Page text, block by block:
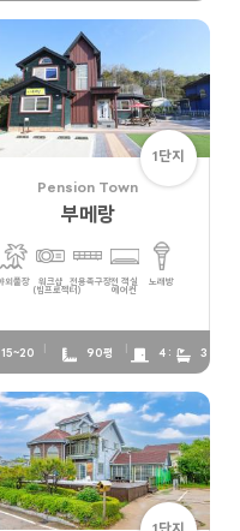
1단지
Pension Town
부메랑
외풀장
워크샵
(빔프로젝터)
전용족구장전 객실
에어컨
노래방
15~20 90평 4 : 3